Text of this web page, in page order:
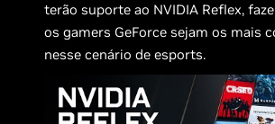
terão suporte ao NVIDIA Reflex,
os gamers GeForce sejam os mais
nesse cenário de esports.